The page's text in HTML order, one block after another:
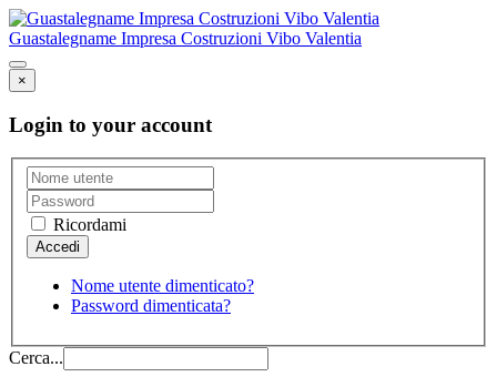
Guastalegname Impresa Costruzioni Vibo Valentia
×
Login to your account
Ricordami
Nome utente dimenticato?
Password dimenticata?
Cerca...